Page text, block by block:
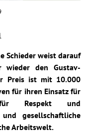
Schieder weist darauf
wieder den Gustav-
Preis ist mit 10.000
für ihren Einsatz für
Respekt und
gesellschaftliche
Arbeitswelt.